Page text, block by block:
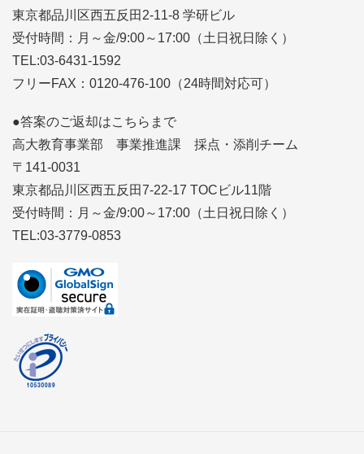
東京都品川区西五反田2-11-8 学研ビル
受付時間：月～金/9:00～17:00（土日祝日除く）
TEL:03-6431-1592
フリーFAX：0120-476-100（24時間対応可）
●答案のご返却はこちらまで
高大教育事業部 事業推進課 採点・添削チーム
〒141-0031
東京都品川区西五反田7-22-17 TOCビル11階
受付時間：月～金/9:00～17:00（土日祝日除く）
TEL:03-3779-0853